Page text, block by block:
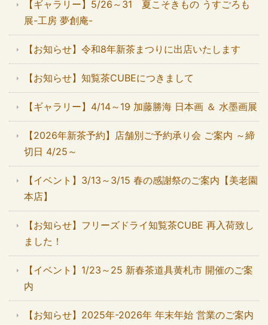
【ギャラリー】5/26～31 夏こそきもの うすごろも
展-工房 夢創庵-
【お知らせ】令和8年新茶まつりに出店いたします
【お知らせ】知覧茶CUBEにつきまして
【ギャラリー】4/14～19 加藤勝海 日本画 ＆ 水墨画展
【2026年新茶予約】店舗別ご予約承り会 ご案内 ～締
切日 4/25～
【イベント】3/13～3/15 春の感謝祭のご案内【美老園
本店】
【お知らせ】フリーズドライ知覧茶CUBE 再入荷致し
ました！
【イベント】1/23～25 新春茶道具黄札市 開催のご案
内
【お知らせ】2025年-2026年 年末年始 営業のご案内